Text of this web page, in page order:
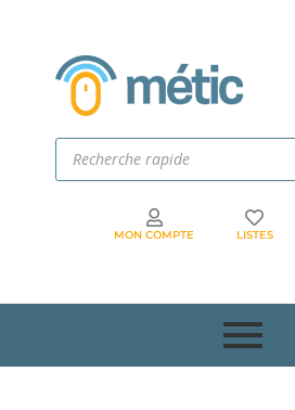
MON COMPTE LISTES